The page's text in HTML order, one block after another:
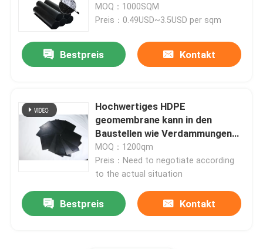
Material zeichnet
MOQ：1000SQM
Preis：0.49USD~3.5USD per sqm
Bestpreis Kontakt
Hochwertiges HDPE
geomembrane kann in den
Baustellen wie Verdammungen
und Straßen benutzt werden.
MOQ：1200qm
Preis：Need to negotiate according
to the actual situation
Bestpreis Kontakt